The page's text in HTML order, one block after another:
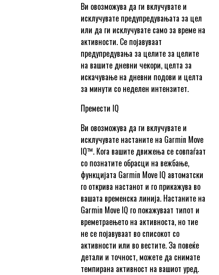
Ви овозможува да ги вклучувате и
исклучувате предупредувањата за цел
или да ги исклучувате само за време на
активности. Се појавуваат
предупредувања за целите за целите
на вашите дневни чекори, целта за
искачување на дневни подови и целта
за минути со неделен интензитет.
Премести IQ
Ви овозможува да ги вклучувате и
исклучувате настаните на Garmin Move
IQ™. Кога вашите движења се совпаѓаат
со познатите обрасци на вежбање,
функцијата Garmin Move IQ автоматски
го открива настанот и го прикажува во
вашата временска линија. Настаните на
Garmin Move IQ го покажуваат типот и
времетраењето на активноста, но тие
не се појавуваат во списокот со
активности или во вестите. За повеќе
детали и точност, можете да снимате
темпирана активност на вашиот уред.